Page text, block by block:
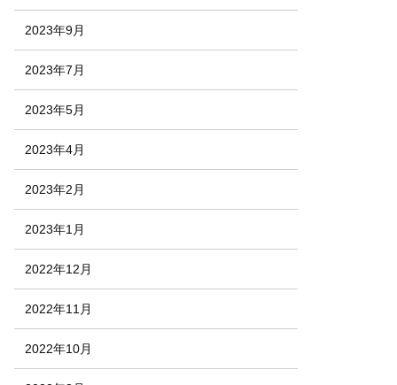
2023年9月
2023年7月
2023年5月
2023年4月
2023年2月
2023年1月
2022年12月
2022年11月
2022年10月